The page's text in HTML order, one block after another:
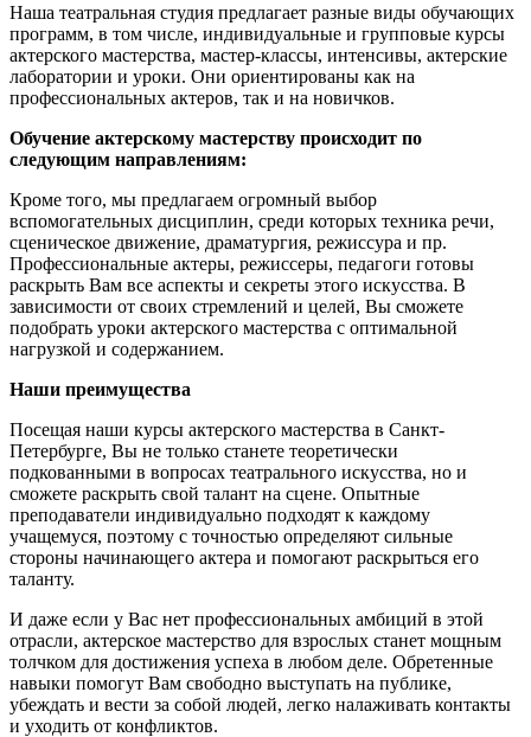
Наша театральная студия предлагает разные виды обучающих
программ, в том числе, индивидуальные и групповые курсы
актерского мастерства, мастер-классы, интенсивы, актерские
лаборатории и уроки. Они ориентированы как на
профессиональных актеров, так и на новичков.
Обучение актерскому мастерству происходит по
следующим направлениям:
Кроме того, мы предлагаем огромный выбор
вспомогательных дисциплин, среди которых техника речи,
сценическое движение, драматургия, режиссура и пр.
Профессиональные актеры, режиссеры, педагоги готовы
раскрыть Вам все аспекты и секреты этого искусства. В
зависимости от своих стремлений и целей, Вы сможете
подобрать уроки актерского мастерства с оптимальной
нагрузкой и содержанием.
Наши преимущества
Посещая наши курсы актерского мастерства в Санкт-
Петербурге, Вы не только станете теоретически
подкованными в вопросах театрального искусства, но и
сможете раскрыть свой талант на сцене. Опытные
преподаватели индивидуально подходят к каждому
учащемуся, поэтому с точностью определяют сильные
стороны начинающего актера и помогают раскрыться его
таланту.
И даже если у Вас нет профессиональных амбиций в этой
отрасли, актерское мастерство для взрослых станет мощным
толчком для достижения успеха в любом деле. Обретенные
навыки помогут Вам свободно выступать на публике,
убеждать и вести за собой людей, легко налаживать контакты
и уходить от конфликтов.